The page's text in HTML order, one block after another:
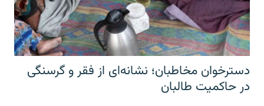
دسترخوان مخاطبان؛ نشانه‌ای از فقر و گرسنگی
در حاکمیت طالبان